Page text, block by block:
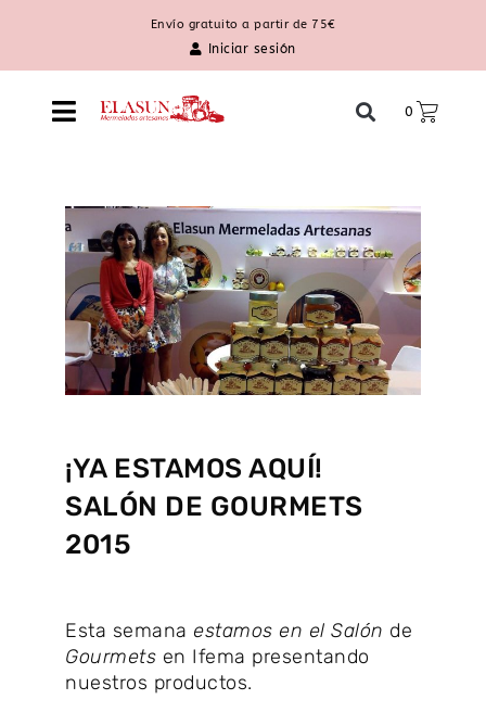
Envío gratuito a partir de 75€
Iniciar sesión
0
¡YA ESTAMOS AQUÍ!
SALÓN DE GOURMETS
2015
Esta semana estamos en el Salón de
Gourmets en Ifema presentando
nuestros productos.